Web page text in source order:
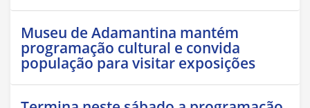
Museu de Adamantina mantém
programação cultural e convida
população para visitar exposições